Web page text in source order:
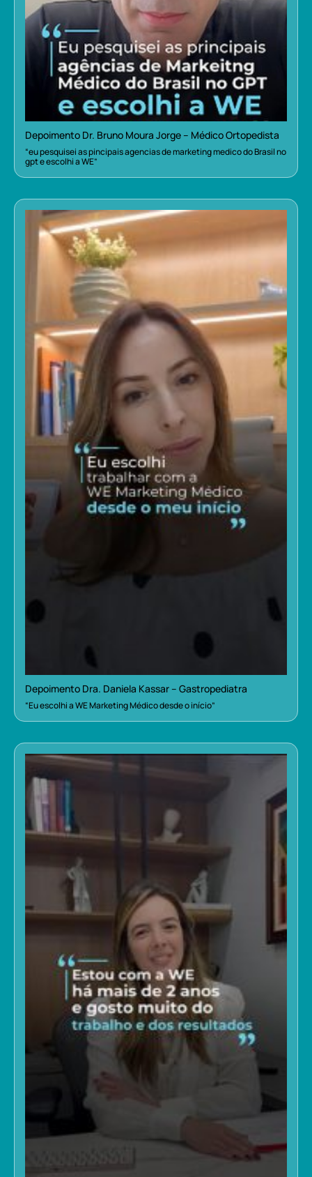
Depoimento Dr. Bruno Moura Jorge – Médico Ortopedista
“eu pesquisei as pincipais agencias de marketing medico do Brasil no
gpt e escolhi a WE”
Depoimento Dra. Daniela Kassar – Gastropediatra
“Eu escolhi a WE Marketing Médico desde o início”